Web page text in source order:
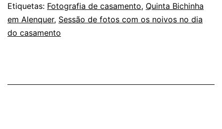
nos
Etiquetas: Fotografia de casamento, Quinta Bichinha
em Alenquer, Sessão de fotos com os noivos no dia
do casamento